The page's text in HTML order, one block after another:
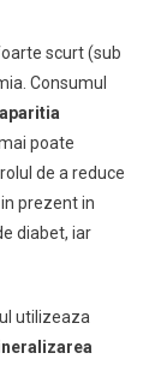
scurt (sub
Consumul
aparitia
poate
de a reduce
prezent in
diabet, iar
utilizeaza